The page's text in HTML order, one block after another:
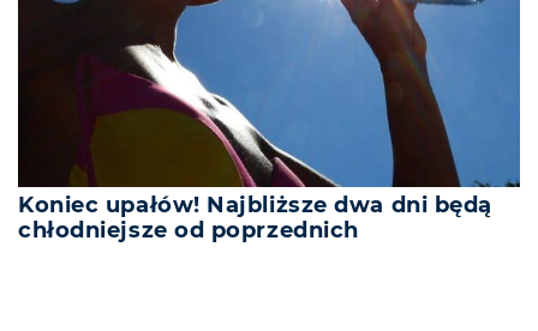
Koniec upałów! Najbliższe dwa dni będą
chłodniejsze od poprzednich